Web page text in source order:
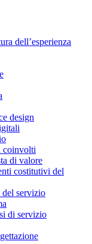
dell’esperienza
design
coinvolti
di valore
costitutivi del
servizio
di servizio